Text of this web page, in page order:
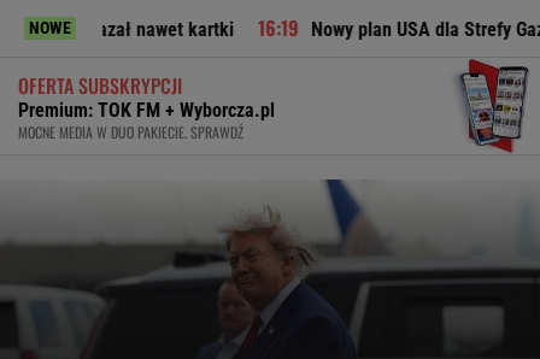
NOWE
kartki Nowy plan USA dla Strefy Gazy. Jest reakcja
OFERTA SUBSKRYPCJI
Premium: TOK FM + Wyborcza.pl
MOCNE MEDIA W DUO PAKIECIE. SPRAWDŹ